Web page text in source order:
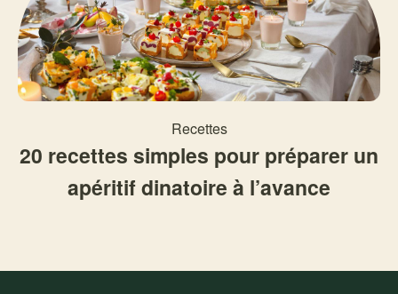
Recettes
20 recettes simples pour préparer un
apéritif dinatoire à l’avance